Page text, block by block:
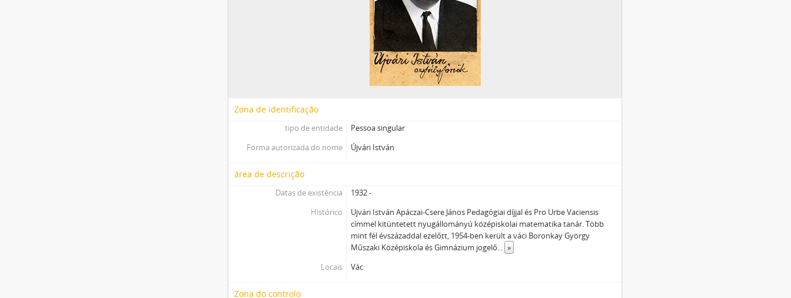
Zona de identificação
tipo de entidade
Pessoa singular
Forma autorizada do nome
Újvári István
área de descrição
Datas de existência
1932 -
Histórico
Ujvári István Apáczai-Csere János Pedagógiai díjjal és Pro Urbe Vaciensis
címmel kitüntetett nyugállományú középiskolai matematika tanár. Több
mint fél évszázaddal ezelőtt, 1954-ben került a váci Boronkay György
Műszaki Középiskola és Gimnázium jogelő... »
Locais
Vác
Zona do controlo